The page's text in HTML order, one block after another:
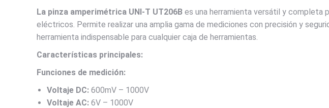
La pinza amperimétrica UNI-T UT206B es una herramienta versátil y completa
eléctricos. Permite realizar una amplia gama de mediciones con precisión y
herramienta indispensable para cualquier caja de herramientas.
Características principales:
Funciones de medición:
Voltaje DC: 600mV – 1000V
Voltaje AC: 6V – 1000V